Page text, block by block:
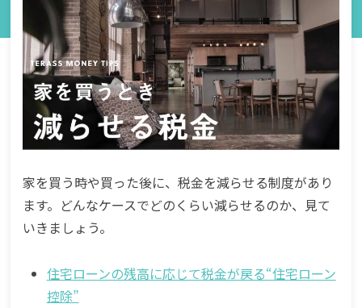
家を買う時や買った後に、税金を減らせる制度があり
ます。どんなケースでどのくらい減らせるのか、見て
いきましょう。
住宅ローンの残高に応じて税金が戻る“住宅ローン
控除”